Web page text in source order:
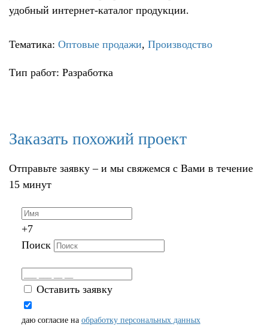
удобный интернет-каталог продукции.
Тематика: Оптовые продажи, Производство
Тип работ: Разработка
Заказать похожий проект
Отправьте заявку – и мы свяжемся с Вами в течение
15 минут
+7
Поиск
Оставить заявку
даю согласие на обработку персональных данных